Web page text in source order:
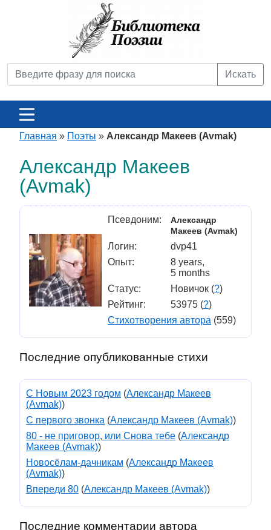
Искать
Главная » Поэты » Александр Макеев (Avmak)
Александр Макеев
(Avmak)
Псевдоним:
Александр
Макеев (Avmak)
Логин:
dvp41
Опыт:
8 years,
5 months
Статус:
Новичок (?)
Рейтинг:
53975 (?)
Стихотворения автора (559)
Последние опубликованные стихи
С Новым 2023 годом (Александр Макеев
(Avmak))
С первого звонка (Александр Макеев (Avmak))
80 - не приговор, или Снова тебе (Александр
Макеев (Avmak))
Новосёлам-дачникам (Александр Макеев
(Avmak))
Впереди 80 (Александр Макеев (Avmak))
Последние комментарии автора